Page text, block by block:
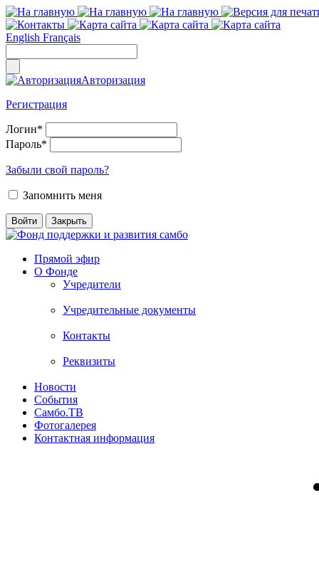
English Français
Авторизация
Регистрация
Логин*
Пароль*
Забыли свой пароль?
Запомнить меня
Прямой эфир
О Фонде
Учредители
Учредительные документы
Контакты
Реквизиты
Новости
События
Самбо.ТВ
Фотогалерея
Контактная информация